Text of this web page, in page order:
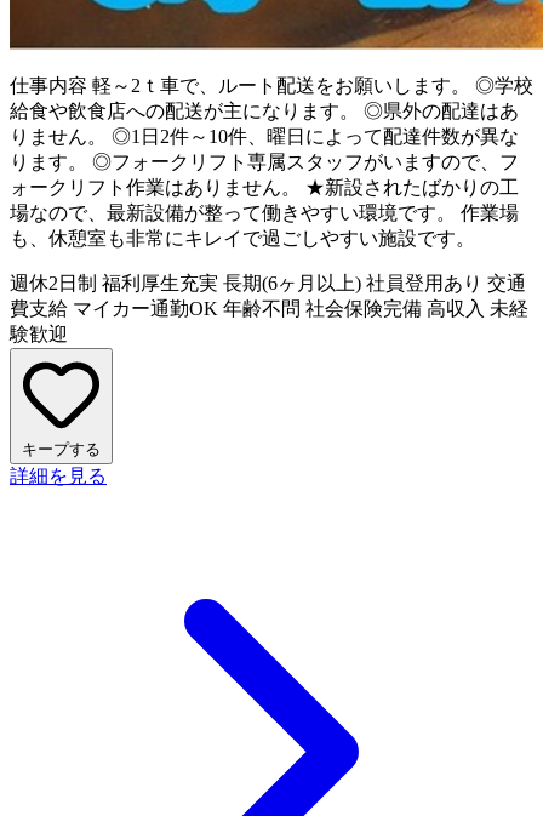
仕事内容 軽～2ｔ車で、ルート配送をお願いします。 ◎学校
給食や飲食店への配送が主になります。 ◎県外の配達はあ
りません。 ◎1日2件～10件、曜日によって配達件数が異な
ります。 ◎フォークリフト専属スタッフがいますので、フ
ォークリフト作業はありません。 ★新設されたばかりの工
場なので、最新設備が整って働きやすい環境です。 作業場
も、休憩室も非常にキレイで過ごしやすい施設です。
週休2日制 福利厚生充実 長期(6ヶ月以上) 社員登用あり 交通
費支給 マイカー通勤OK 年齢不問 社会保険完備 高収入 未経
験歓迎
キープする
詳細を見る